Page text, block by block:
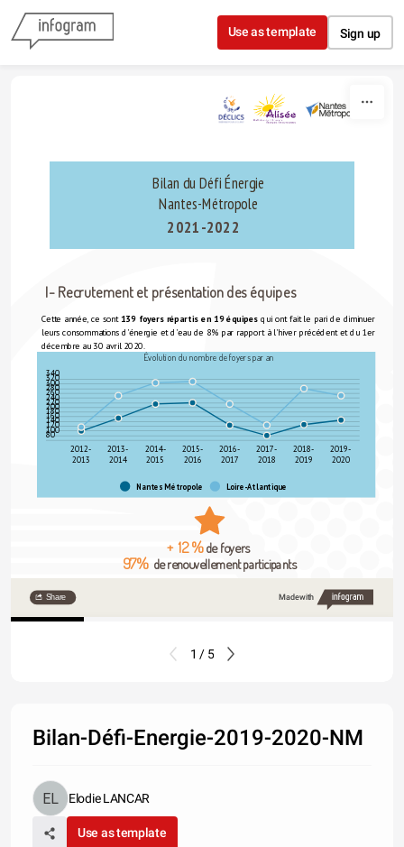
Skip to content
Use as template Sign up
Bilan du Défi Énergie
Nantes-Métropole
2021-2022
I- Recrutement et présentation des équipes
Cette année, ce sont 139 foyers répartis en 19 équipes qui ont fait le pari de diminuer
leurs consommations d'énergie et d'eau de 8% par rapport à l'hiver précédent et du 1er
décembre au 30 avril 2020.
Évolution du nombre de foyers par an
80
100
120
140
160
180
200
220
240
260
280
300
320
340
2012-
2013
2013-
2014
2014-
2015
2015-
2016
2016-
2017
2017-
2018
2018-
2019
2019-
2020
Nantes Métropole Loire-Atlantique
+ 12 % de foyers
97%
  de renouvellement participants
Share Made with
1 / 5
Bilan-Défi-Energie-2019-2020-NM
Elodie LANCAR
Use as template